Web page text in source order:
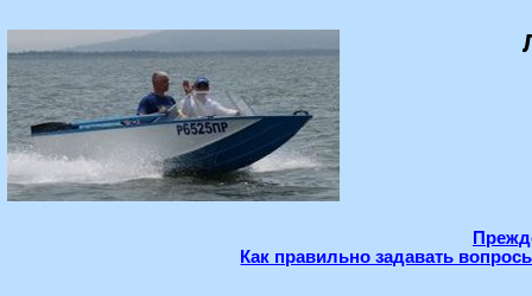
Как правильно задавать